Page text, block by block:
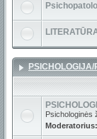
Psichologinės
Moderatorius: